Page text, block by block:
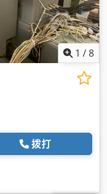
1 /8
拨打